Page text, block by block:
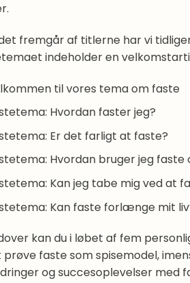
fremgår af titlerne har vi
indeholder en
til vores tema om faste
Hvordan faster jeg?
Er det farligt at faste?
Hvordan bruger jeg faste
Kan jeg tabe mig ved at
Kan faste forlænge mit
kan du i løbet af fem
prøve faste som spisemodel,
og succesoplevelser med